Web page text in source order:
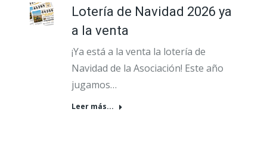
Lotería de Navidad 2026 ya
a la venta
¡Ya está a la venta la lotería de
Navidad de la Asociación! Este año
jugamos…
Leer más...